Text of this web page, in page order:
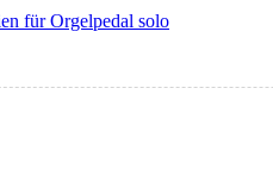
für Orgelpedal solo